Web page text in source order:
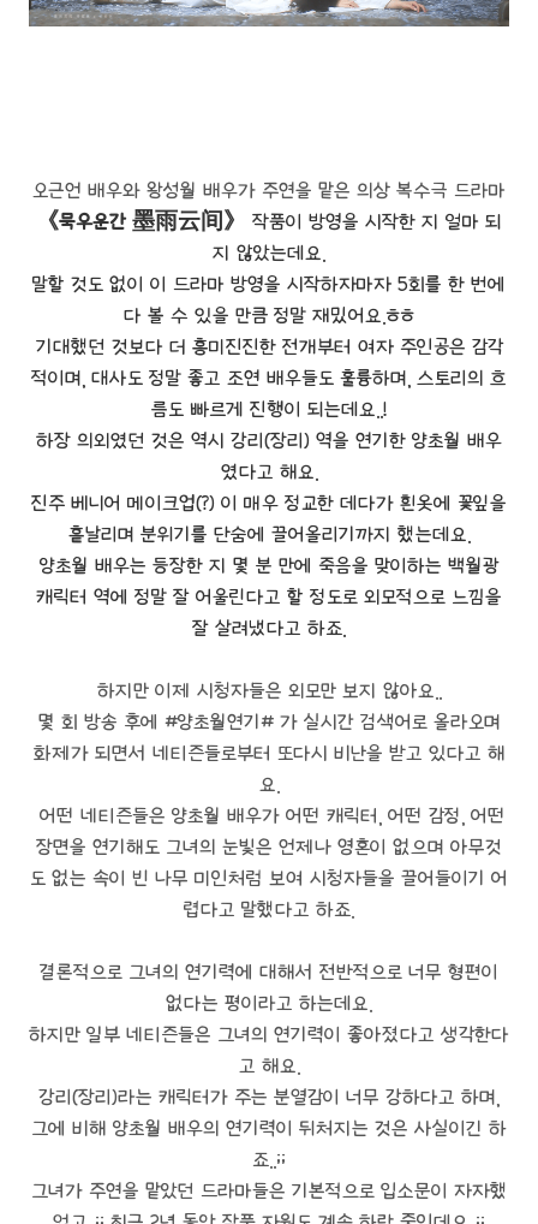
오근언 배우와 왕성월 배우가 주연을 맡은 의상 복수극 드라마
《묵우운간 墨雨云间》
작품이 방영을 시작한 지 얼마 되
지 않았는데요.
말할 것도 없이 이 드라마 방영을 시작하자마자 5회를 한 번에
다 볼 수 있을 만큼 정말 재밌어요.ㅎㅎ
기대했던 것보다 더 흥미진진한 전개부터 여자 주인공은 감각
적이며, 대사도 정말 좋고 조연 배우들도 훌륭하며, 스토리의 흐
름도 빠르게 진행이 되는데요..!
하장 의외였던 것은 역시 강리(장리) 역을 연기한 양초월 배우
였다고 해요.
진주 베니어 메이크업(?) 이 매우 정교한 데다가 흰옷에 꽃잎을
흩날리며 분위기를 단숨에 끌어올리기까지 했는데요.
양초월 배우는 등장한 지 몇 분 만에 죽음을 맞이하는 백월광
캐릭터 역에 정말 잘 어울린다고 할 정도로 외모적으로 느낌을
잘 살려냈다고 하죠.
하지만 이제 시청자들은 외모만 보지 않아요..
몇 회 방송 후에 #양초월연기# 가 실시간 검색어로 올라오며
화제가 되면서 네티즌들로부터 또다시 비난을 받고 있다고 해
요.
어떤 네티즌들은 양초월 배우가 어떤 캐릭터, 어떤 감정, 어떤
장면을 연기해도 그녀의 눈빛은 언제나 영혼이 없으며 아무것
도 없는 속이 빈 나무 미인처럼 보여 시청자들을 끌어들이기 어
렵다고 말했다고 하죠.
결론적으로 그녀의 연기력에 대해서 전반적으로 너무 형편이
없다는 평이라고 하는데요.
하지만 일부 네티즌들은 그녀의 연기력이 좋아졌다고 생각한다
고 해요.
강리(장리)라는 캐릭터가 주는 분열감이 너무 강하다고 하며,
그에 비해 양초월 배우의 연기력이 뒤처지는 것은 사실이긴 하
죠..;;
그녀가 주연을 맡았던 드라마들은 기본적으로 입소문이 자자했